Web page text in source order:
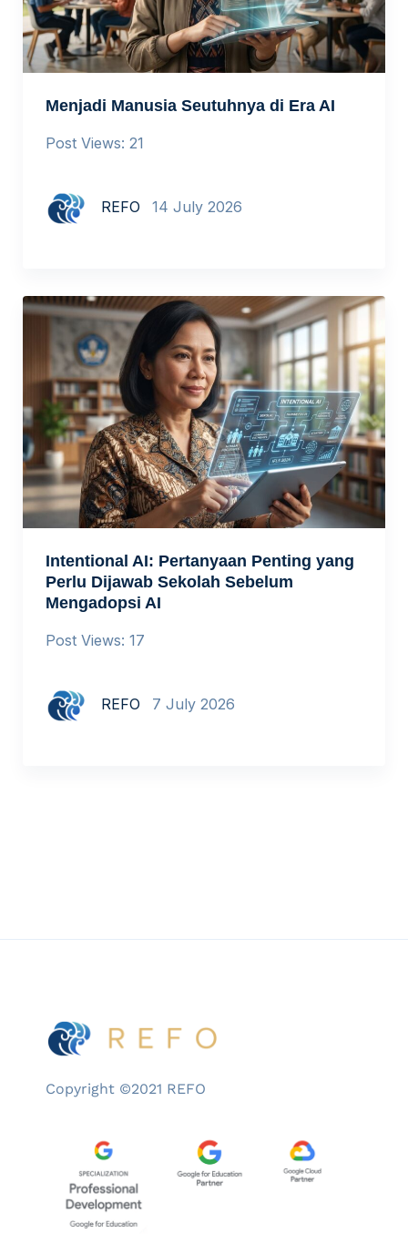
Menjadi Manusia Seutuhnya di Era AI
Post Views: 21
REFO 14 July 2026
Intentional AI: Pertanyaan Penting yang
Perlu Dijawab Sekolah Sebelum
Mengadopsi AI
Post Views: 17
REFO 7 July 2026
Copyright ©2021 REFO